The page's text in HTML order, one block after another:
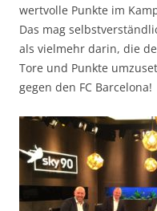
wertvolle Punkte im
Das mag
als vielmehr darin, die
Tore und Punkte
gegen den FC Barcelona!